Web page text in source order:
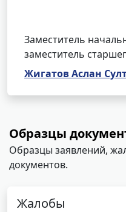
Заместитель
заместитель
Жигатов Аслан
Образцы
Образцы заявлений,
документов.
Жалобы